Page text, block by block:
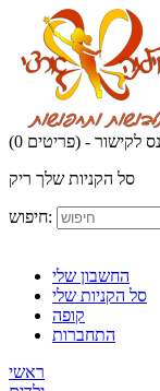
(0 פריטים) - לקישור
סל הקניות שלך ריק
חיפוש:
החשבון שלי
סל הקניות שלי
קופה
התחברות
ראשי